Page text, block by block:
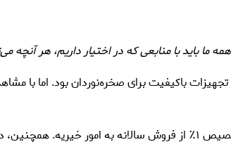
با منابعی که در اختیار داریم، هر آنچه
باکیفیت برای صخره‌نوردان بود. اما با